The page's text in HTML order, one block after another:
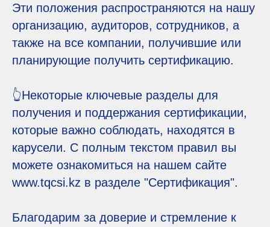
Эти положения распространяются на нашу
организацию, аудиторов, сотрудников, а
также на все компании, получившие или
планирующие получить сертификацию.
👆Некоторые ключевые разделы для
получения и поддержания сертификации,
которые важно соблюдать, находятся в
карусели. С полным текстом правил вы
можете ознакомиться на нашем сайте
www.tqcsi.kz в разделе "Сертификация".
Благодарим за доверие и стремление к